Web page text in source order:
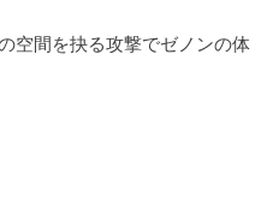
空間を抉る攻撃でゼノンの体